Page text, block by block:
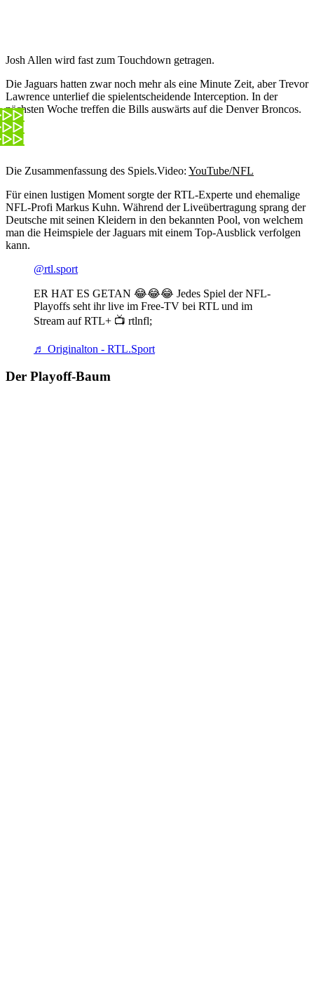
Josh Allen wird fast zum Touchdown getragen.
Die Jaguars hatten zwar noch mehr als eine Minute Zeit, aber Trevor
Lawrence unterlief die spielentscheidende Interception. In der
nächsten Woche treffen die Bills auswärts auf die Denver Broncos.
Die Zusammenfassung des Spiels.Video: YouTube/NFL
Für einen lustigen Moment sorgte der RTL-Experte und ehemalige
NFL-Profi Markus Kuhn. Während der Liveübertragung sprang der
Deutsche mit seinen Kleidern in den bekannten Pool, von welchem
man die Heimspiele der Jaguars mit einem Top-Ausblick verfolgen
kann.
@rtl.sport
ER HAT ES GETAN 😂😂😂 Jedes Spiel der NFL-
Playoffs seht ihr live im Free-TV bei RTL und im
Stream auf RTL+ 📺 rtlnfl;
♬ Originalton - RTL.Sport
Der Playoff-Baum